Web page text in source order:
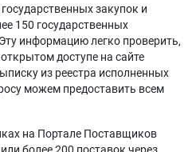
закупок и
150 государственных
информацию легко проверить,
доступе на сайте
из реестра исполненных
можем предоставить всем
на Портале Поставщиков